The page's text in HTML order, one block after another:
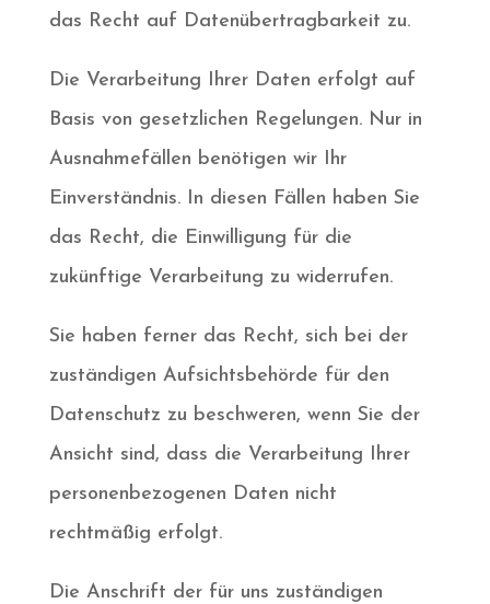
das Recht auf Datenübertragbarkeit zu.
Die Verarbeitung Ihrer Daten erfolgt auf
Basis von gesetzlichen Regelungen. Nur in
Ausnahmefällen benötigen wir Ihr
Einverständnis. In diesen Fällen haben Sie
das Recht, die Einwilligung für die
zukünftige Verarbeitung zu widerrufen.
Sie haben ferner das Recht, sich bei der
zuständigen Aufsichtsbehörde für den
Datenschutz zu beschweren, wenn Sie der
Ansicht sind, dass die Verarbeitung Ihrer
personenbezogenen Daten nicht
rechtmäßig erfolgt.
Die Anschrift der für uns zuständigen